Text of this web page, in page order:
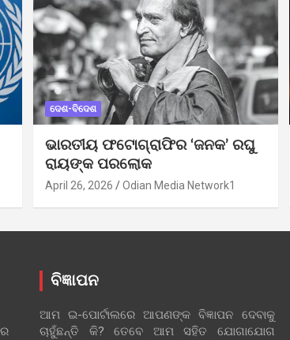
ଦେଶ-ବିଦେଶ
ଭାରତୀୟ ଫଟୋଗ୍ରାଫିର ‘ଜନକ’ ରଘୁ
ରାୟଙ୍କ ପରଲୋକ
April 26, 2026 Odian Media Network1
ବିଜ୍ଞାପନ
ଆମ ଇ-ପୋର୍ଟାଲରେ ଆପଣଙ୍କ ବିଜ୍ଞାପନ ଦେବାକୁ
ଚାହୁଁଛନ୍ତି କି? ତେବେ ଆମ ସହିତ ଯୋଗାଯୋଗ